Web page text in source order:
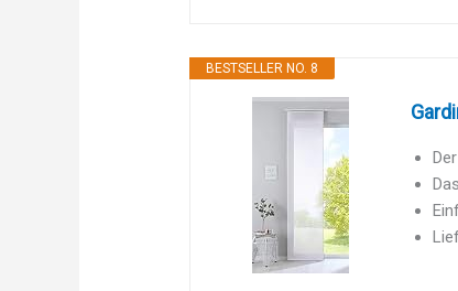
BESTSELLER NO. 8